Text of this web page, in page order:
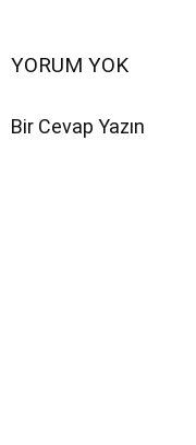
YORUM YOK
Bir Cevap Yazın